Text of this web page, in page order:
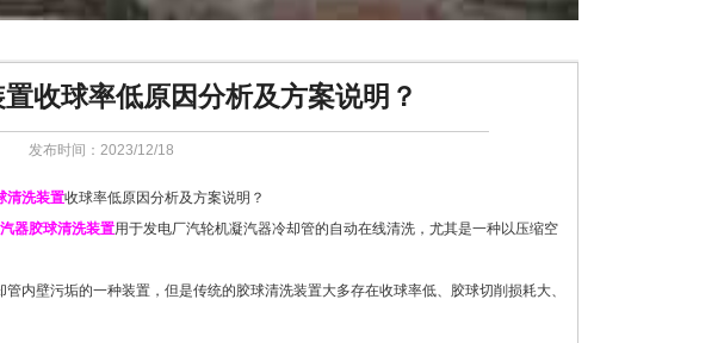
收球率低原因分析及方案说明？
发布时间：2023/12/18
清洗装置收球率低原因分析及方案说明？
器胶球清洗装置用于发电厂汽轮机凝汽器冷却管的自动在线清洗，尤其是一种以压缩空
内壁污垢的一种装置，但是传统的胶球清洗装置大多存在收球率低、胶球切削损耗大、